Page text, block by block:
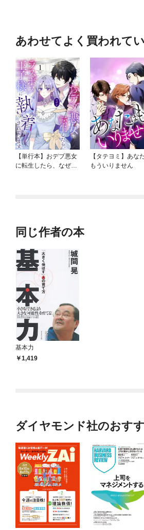
あわせてよく買われて
【単行本】おデブ悪女
に転生したら、なぜか
【タテヨミ】あな
もういりません
同じ作者の本
基本力
1,419
ダイヤモンド社のおす